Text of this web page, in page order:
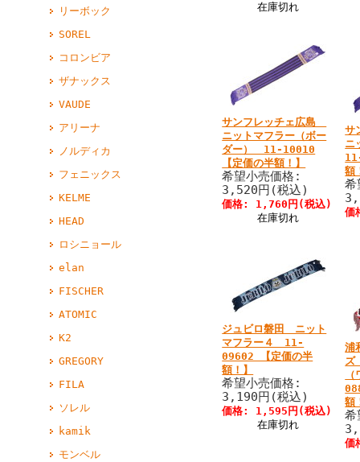
リーボック
SOREL
コロンビア
ザナックス
VAUDE
アリーナ
ノルディカ
フェニックス
KELME
HEAD
ロシニョール
elan
FISCHER
ATOMIC
K2
GREGORY
FILA
ソレル
kamik
モンベル
在庫切れ
サンフレッチェ広島
ニットマフラー（ボー
ダー） 11-10010
【定価の半額！】
希望小売価格:
3,520円(税込)
価格: 1,760円(税込)
在庫切れ
サ
ニ
額
価
ジュビロ磐田 ニット
マフラー４ 11-
09602 【定価の半
額！】
希望小売価格:
3,190円(税込)
価格: 1,595円(税込)
在庫切れ
浦
ズ
額
価